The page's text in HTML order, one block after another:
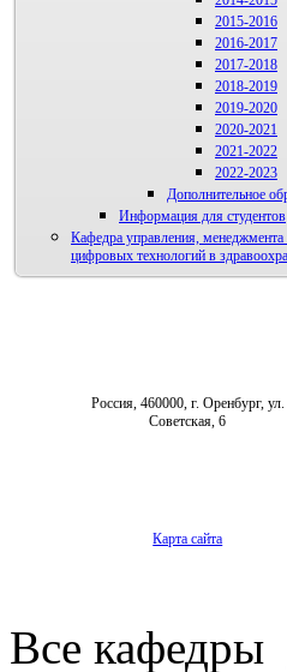
2015-2016
2016-2017
2017-2018
2018-2019
2019-2020
2020-2021
2021-2022
2022-2023
Дополнительное
Информация для студентов
Кафедра управления, менеджмента
цифровых технологий в
Россия, 460000, г. Оренбург, ул.
Советская, 6
Карта сайта
Все кафедры